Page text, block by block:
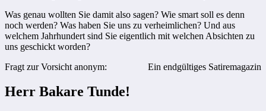
Was genau wollten Sie damit also sagen? Wie smart soll es denn
noch werden? Was haben Sie uns zu verheimlichen? Und aus
welchem Jahrhundert sind Sie eigentlich mit welchen Absichten zu
uns geschickt worden?
Fragt zur Vorsicht anonym:
Ein endgültiges Satiremagazin
Herr Bakare Tunde!